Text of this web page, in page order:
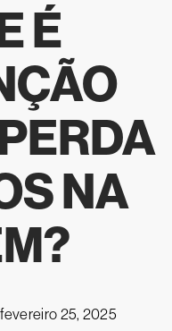
É
NA
fevereiro 25, 2025